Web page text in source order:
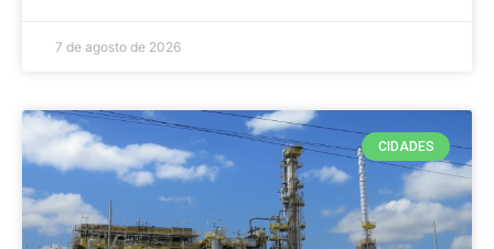
7 de agosto de 2026
CIDADES